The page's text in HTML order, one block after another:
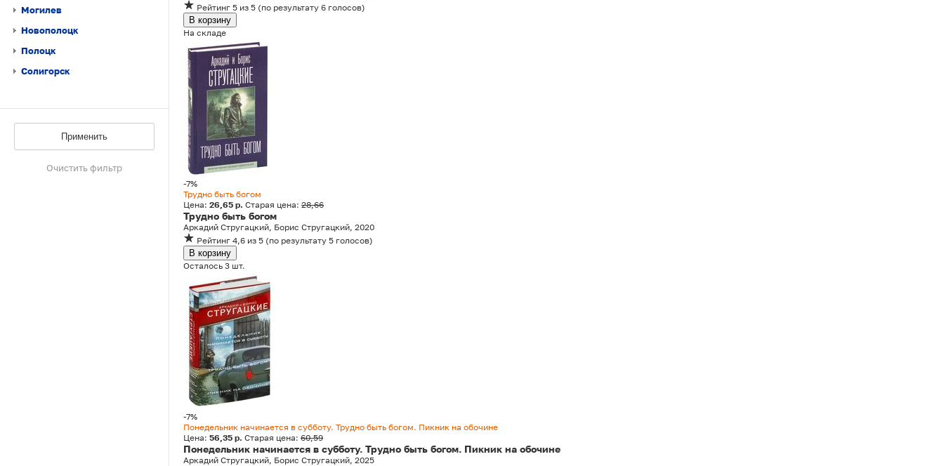
Могилев
Новополоцк
Полоцк
Солигорск
Применить
Очистить фильтр
Рейтинг 5 из 5 (по результату 6 голосов)
В корзину
На складе
-7%
Трудно быть богом
Цена: 26,65 р. Старая цена: 28,66
Трудно быть богом
Аркадий Стругацкий, Борис Стругацкий, 2020
Рейтинг 4,6 из 5 (по результату 5 голосов)
В корзину
Осталось 3 шт.
-7%
Понедельник начинается в субботу. Трудно быть богом. Пикник на обочине
Цена: 56,35 р. Старая цена: 60,59
Понедельник начинается в субботу. Трудно быть богом. Пикник на обочине
Аркадий Стругацкий, Борис Стругацкий, 2025